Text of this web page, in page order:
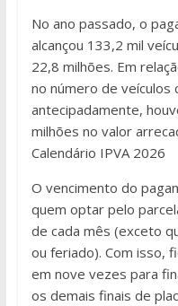
No ano passado, o
alcançou 133,2 mil
22,8 milhões. Em
no número de
antecipadamente,
milhões no valor
Calendário IPVA 2026
O vencimento do
quem optar pelo
de cada mês (exceto
ou feriado). Com isso,
em nove vezes para
os demais finais de